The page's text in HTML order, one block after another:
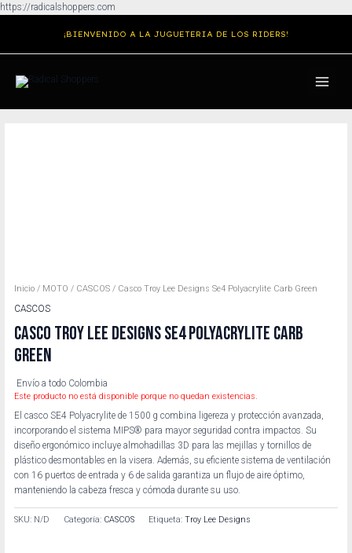
https://radicalshoppers.com
contenido
¡BIENVENIDO A LA JUGUETERIA DE LOS RIDERS!
MENU
Inicio / MOTO / CASCOS / Casco Troy Lee Designs Se4 Polyacrylite Carb Green
CASCOS
CASCO TROY LEE DESIGNS SE4 POLYACRYLITE CARB
GREEN
Envío a todo Colombia
Este producto no está disponible porque no quedan existencias.
El casco SE4 Polyacrylite de 1500 g combina ligereza y protección avanzada,
incorporando el sistema MIPS® para mayor seguridad contra impactos. Su
diseño ergonómico incluye almohadillas 3D para las mejillas y tornillos de
plástico desmontables en la visera. Además, su eficiente sistema de ventilación
con 16 puertos de entrada y 6 de salida garantiza un flujo de aire óptimo,
manteniendo la cabeza fresca y cómoda durante su uso.
SKU: N/D Categoría: CASCOS Etiqueta:Troy Lee Designs